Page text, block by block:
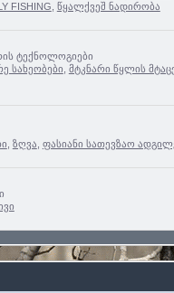
FISHING წყალქვეშ ნადირობა
ტექნოლოგიები
სახეობები მტკნარი წყლის
ზღვა ფასიანი სათევზაო